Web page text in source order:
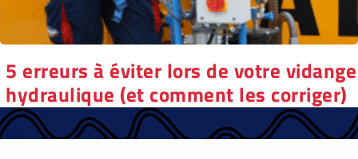
5 erreurs à éviter lors de votre vidange
hydraulique (et comment les corriger)